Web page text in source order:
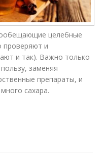
целебные
проверяют и
и так). Важно только
заменяя
препараты, и
сахара.